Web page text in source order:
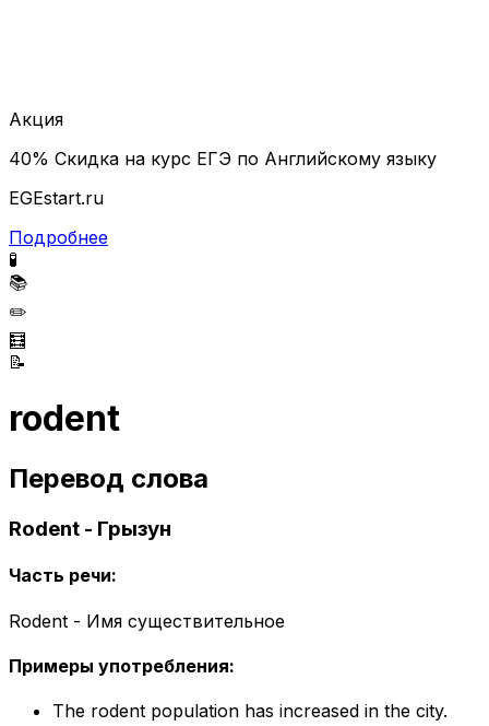
Акция
40% Скидка на курс ЕГЭ по Английскому языку
EGEstart.ru
Подробнее
🧪
📚
✏️
🧮
📝
rodent
Перевод слова
Rodent - Грызун
Часть речи:
Rodent - Имя существительное
Примеры употребления:
The rodent population has increased in the city.